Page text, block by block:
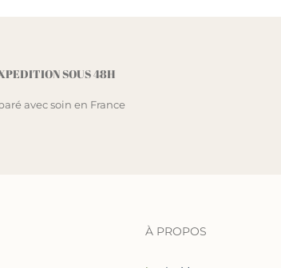
SOUS 48H
avec soin en France
À PROPOS